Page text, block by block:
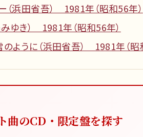
（浜田省吾） 1981年（昭和56年）
ゆき） 1981年（昭和56年）
ように（浜田省吾） 1981年（昭
曲のCD・限定盤を探す